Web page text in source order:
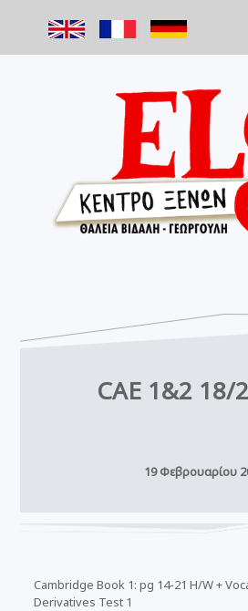
CAE 1&2 18/
19 Φεβρουαρίου
Cambridge Book 1: pg 14-21 H/W +
Derivatives Test 1